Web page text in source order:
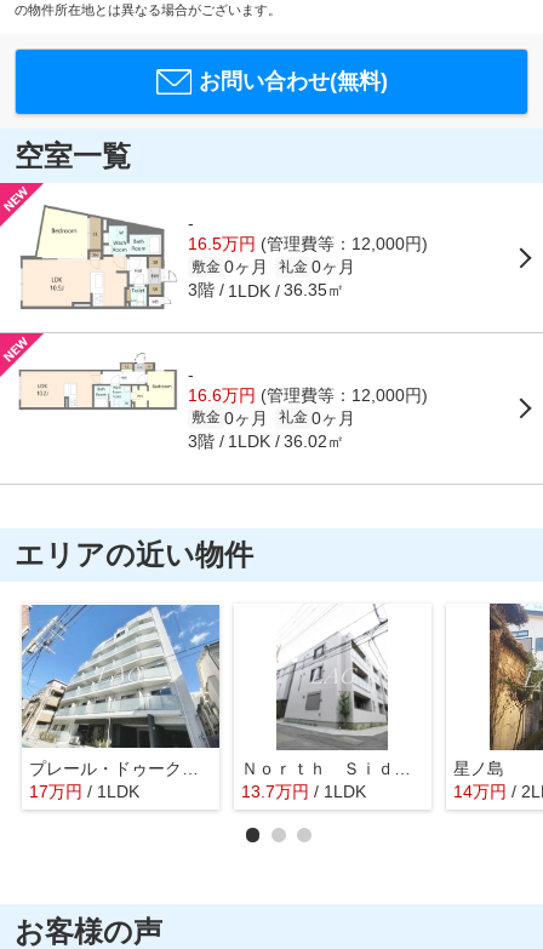
の物件所在地とは異なる場合がございます。
お問い合わせ(無料)
空室一覧
-
16.5万円 (管理費等：12,000円)
敷金 0ヶ月 礼金 0ヶ月
3階 1LDK 36.35㎡
-
16.6万円 (管理費等：12,000円)
敷金 0ヶ月 礼金 0ヶ月
3階 1LDK 36.02㎡
エリアの近い物件
17万円 / 1LDK
13.7万円 / 1LDK
星ノ島
14万円 /
お客様の声